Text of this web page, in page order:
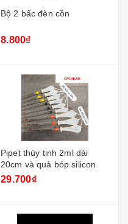
Bộ 2 bấc đèn cồn
8.800₫
Pipet thủy tinh 2ml dài
20cm và quả bóp silicon
29.700₫